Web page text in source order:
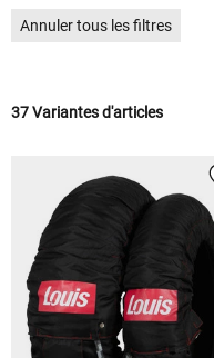
Annuler tous les filtres
37 Variantes d'articles